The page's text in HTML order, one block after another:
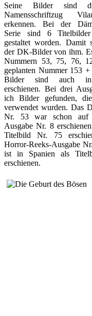
Seine Bilder sind
Namensschriftzug
erkennen. Bei der
Serie sind 6
gestaltet worden. Damit
der DK-Bilder von ihm.
Nummern 53, 75, 76,
geplanten Nummer 153
Bilder sind auch in
erschienen. Bei drei
ich Bilder gefunden,
verwendet wurden. Das
Nr. 53 war schon auf
Ausgabe Nr. 8
Titelbild Nr. 75
Horror-Reeks-Ausgabe
ist in Spanien als
erschienen.